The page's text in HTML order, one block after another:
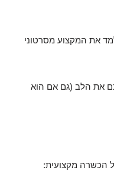
את המקצוע מסרטוני
את הלב (גם אם הוא
הכשרה מקצועית: